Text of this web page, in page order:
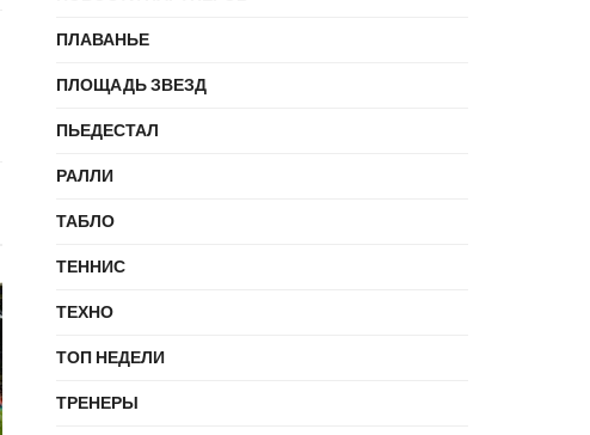
ПЛАВАНЬЕ
ПЛОЩАДЬ ЗВЕЗД
ПЬЕДЕСТАЛ
РАЛЛИ
ТАБЛО
ТЕННИС
ТЕХНО
ТОП НЕДЕЛИ
ТРЕНЕРЫ